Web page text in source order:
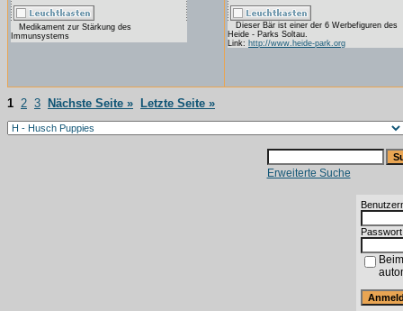
Medikament zur Stärkung des
Immunsystems
Dieser Bär ist einer der 6 Werbefiguren des
Heide - Parks Soltau.
Link: http://www.heide-park.org
1 2 3 Nächste Seite » Letzte Seite »
Erweiterte Suche